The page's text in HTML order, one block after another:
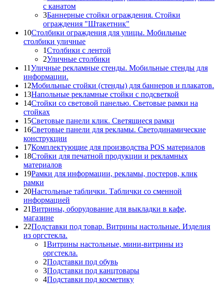
с канатом
3Баннерные стойки ограждения. Стойки
ограждения "Штакетник"
10Столбики ограждения для улицы. Мобильные
столбики уличные
1Столбики с лентой
2Уличные столбики
11Уличные рекламные стенды. Мобильные стенды для
информации.
12Мобильные стойки (стенды) для баннеров и плакатов.
13Напольные рекламные стойки с подсветкой
14Стойки со световой панелью. Световые рамки на
стойках
15Световые панели клик. Светящиеся рамки
16Световые панели для рекламы. Светодинамические
конструкции
17Комплектующие для производства POS материалов
18Стойки для печатной продукции и рекламных
материалов
19Рамки для информации, рекламы, постеров, клик
рамки
20Настольные таблички. Таблички со сменной
информацией
21Витрины, оборудование для выкладки в кафе,
магазине
22Подставки под товар. Витрины настольные. Изделия
из оргстекла.
1Витрины настольные, мини-витрины из
оргстекла.
2Подставки под обувь
3Подставки под канцтовары
4Подставки под косметику